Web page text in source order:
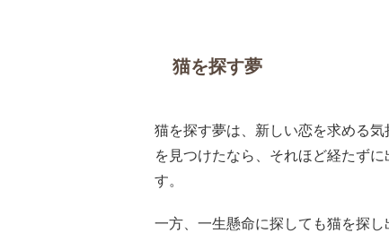
猫を探す夢
猫を探す夢は、新しい恋を求める
を見つけたなら、それほど経たず
す。
一方、一生懸命に探しても猫を探